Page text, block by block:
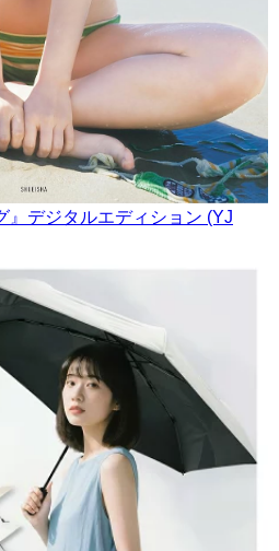
』デジタルエディション (YJ